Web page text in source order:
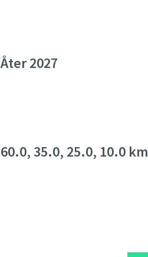
Åter 2027
60.0, 35.0, 25.0, 10.0 km